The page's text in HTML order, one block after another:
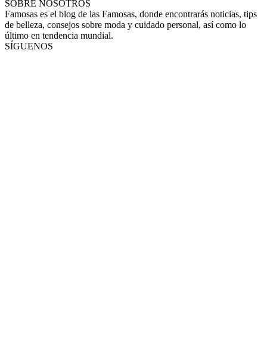
SOBRE NOSOTROS
Famosas es el blog de las Famosas, donde encontrarás noticias, tips
de belleza, consejos sobre moda y cuidado personal, así como lo
último en tendencia mundial.
SÍGUENOS